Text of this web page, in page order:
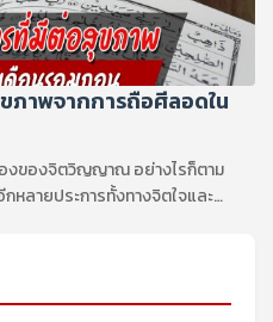
ภาพจากการถือศีลอดใน
งของจิตวิญญาณ อย่างไรก็ตาม
หลายประการทั้งทางจิตใจและ